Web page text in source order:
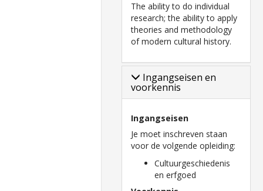
The ability to do individual
research; the ability to apply
theories and methodology
of modern cultural history.
Ingangseisen en
voorkennis
Ingangseisen
Je moet inschreven staan
voor de volgende opleiding:
Cultuurgeschiedenis
en erfgoed